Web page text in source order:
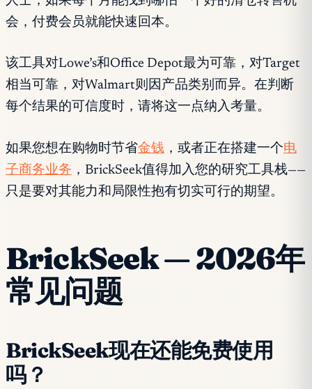
会，付费会员就能快速回本。
该工具对Lowe’s和Office Depot最为可靠，对Target
相当可靠，对Walmart则因产品类别而异。在判断
每个结果的可信度时，请将这一点纳入考量。
如果您想在购物时节省金钱 ，或者正在搭建一个电
子商务业务 ，BrickSeek值得加入您的研究工具栈——
只是要对其能力和局限性抱有切实可行的期望。
BrickSeek — 2026年
常见问题
BrickSeek现在还能免费使用
吗？